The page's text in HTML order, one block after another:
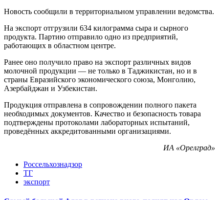
Новость сообщили в территориальном управлении ведомства.
На экспорт отгрузили 634 килограмма сыра и сырного
продукта. Партию отправило одно из предприятий,
работающих в областном центре.
Ранее оно получило право на экспорт различных видов
молочной продукции — не только в Таджикистан, но и в
страны Евразийского экономического союза, Монголию,
Азербайджан и Узбекистан.
Продукция отправлена в сопровождении полного пакета
необходимых документов. Качество и безопасность товара
подтверждены протоколами лабораторных испытаний,
проведённых аккредитованными организациями.
ИА «Орелград»
Россельхознадзор
ТГ
экспорт